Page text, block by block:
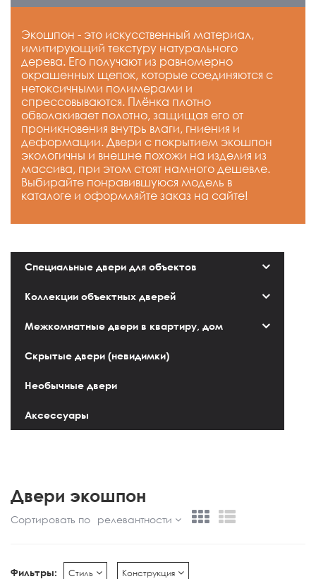
Экошпон - это искусственный материал,
имитирующий текстуру натурального
дерева. Его получают из равномерно
окрашенных щепок, которые соединяются с
нетоксичными полимерами и
спрессовываются. Плёнка плотно
обволакивает полотно, защищая его от
проникновения внутрь влаги, гниения и
деформации. Двери с покрытием экошпон
экологичны и внешне похожи на изделия из
массива, при этом стоят намного дешевле.
Выбирайте понравившуюся модель в
каталоге и оформляйте заказ на сайте!
Специальные двери для объектов
Коллекции объектных дверей
Межкомнатные двери в квартиру, дом
Скрытые двери (невидимки)
Необычные двери
Аксессуары
Двери экошпон
Сортировать по релевантности
Фильтры: Стиль Конструкция